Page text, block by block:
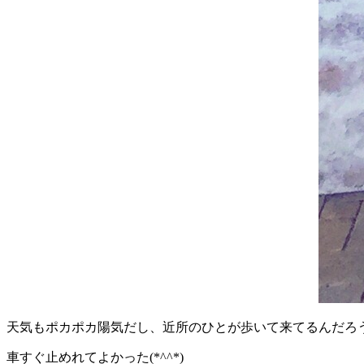
天気もポカポカ陽気だし、近所のひとが歩いて来てるんだろ
車すぐ止めれてよかった(*^^*)